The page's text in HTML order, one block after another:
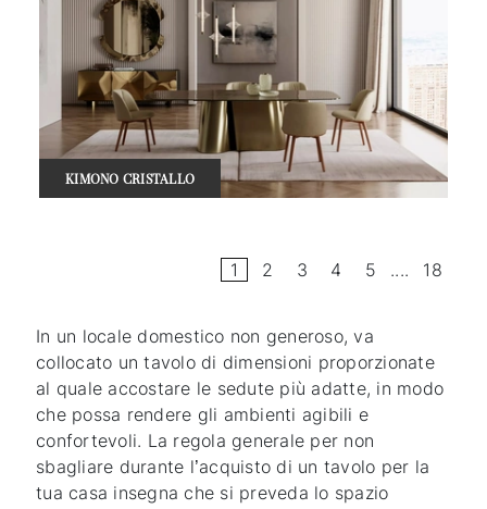
KIMONO CRISTALLO
1 2 3 4 5 .... 18
In un locale domestico non generoso, va
collocato un tavolo di dimensioni proporzionate
al quale accostare le sedute più adatte, in modo
che possa rendere gli ambienti agibili e
confortevoli. La regola generale per non
sbagliare durante l’acquisto di un tavolo per la
tua casa insegna che si preveda lo spazio